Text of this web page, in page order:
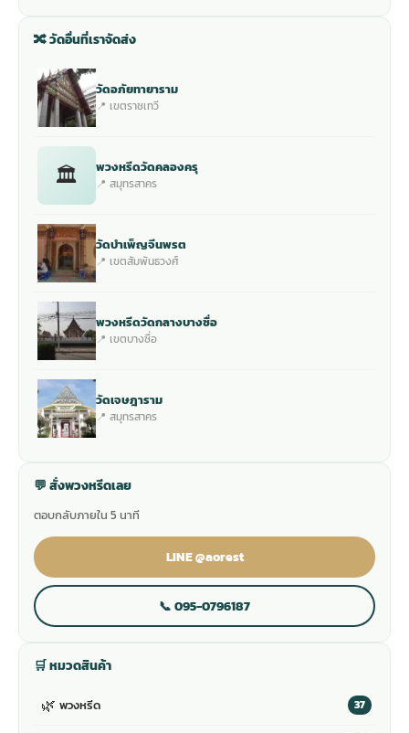
🔀 วัดอื่นที่เราจัดส่ง
วัดอภัยทายาราม
📍 เขตราชเทวี
🏛 พวงหรีดวัดคลองครุ
📍 สมุทรสาคร
วัดบำเพ็ญจีนพรต
📍 เขตสัมพันธวงศ์
พวงหรีดวัดกลางบางซื่อ
📍 เขตบางซื่อ
วัดเจษฎาราม
📍 สมุทรสาคร
💬 สั่งพวงหรีดเลย
ตอบกลับภายใน 5 นาที
LINE @aorest
📞 095-0796187
🛒 หมวดสินค้า
🌿 พวงหรีด 37